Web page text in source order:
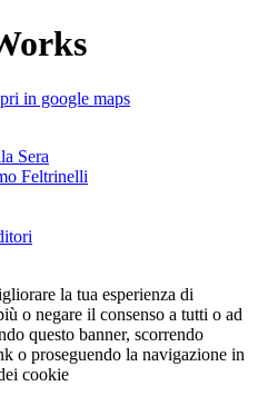
in google maps
la tua esperienza di
o negare il consenso a tutti o ad
questo banner, scorrendo
o proseguendo la navigazione in
cookie